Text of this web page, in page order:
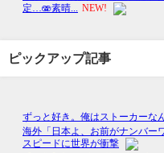
ピックアップ記事